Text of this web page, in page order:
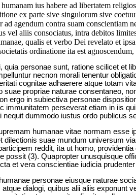
ius habere ad libertatem
ex parte sive singulorum sive
agendum contra suam conscientiam
vel aliis consociatus, intra debitos
qualis et verbo Dei revelato et
ordinatione ita est
personae sunt, ratione scilicet et
necnon morali tenentur
cognitae adhaerere atque totam
propriae naturae consentaneo,
ergo in subiectiva personae
immunitatem perseverat etiam in iis
dummodo iustus ordo publicus
humanae vitae normam esse
dilectionis suae mundum universum
reddit, ita ut homo,
possit (3). Quapropter unusquisque
et vera conscientiae iudicia
personae eiusque naturae
dialogi, quibus alii aliis exponunt